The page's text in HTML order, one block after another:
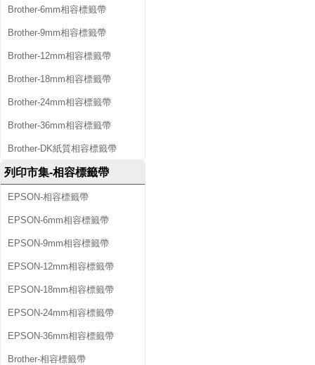
Brother-6mm相容標籤帶
Brother-9mm相容標籤帶
Brother-12mm相容標籤帶
Brother-18mm相容標籤帶
Brother-24mm相容標籤帶
Brother-36mm相容標籤帶
Brother-DK紙質相容標籤帶
列印市集-相容標籤帶
EPSON-相容標籤帶
EPSON-6mm相容標籤帶
EPSON-9mm相容標籤帶
EPSON-12mm相容標籤帶
EPSON-18mm相容標籤帶
EPSON-24mm相容標籤帶
EPSON-36mm相容標籤帶
Brother-相容標籤帶